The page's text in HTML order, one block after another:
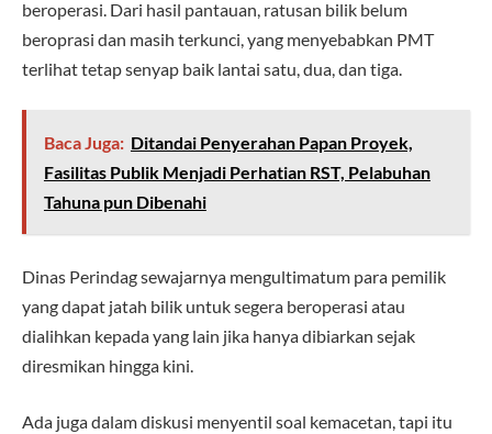
beroperasi. Dari hasil pantauan, ratusan bilik belum
beroprasi dan masih terkunci, yang menyebabkan PMT
terlihat tetap senyap baik lantai satu, dua, dan tiga.
Baca Juga: Ditandai Penyerahan Papan Proyek,
Fasilitas Publik Menjadi Perhatian RST, Pelabuhan
Tahuna pun Dibenahi
Dinas Perindag sewajarnya mengultimatum para pemilik
yang dapat jatah bilik untuk segera beroperasi atau
dialihkan kepada yang lain jika hanya dibiarkan sejak
diresmikan hingga kini.
Ada juga dalam diskusi menyentil soal kemacetan, tapi itu